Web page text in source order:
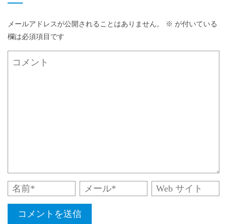
メールアドレスが公開されることはありません。 ※ が付いている
欄は必須項目です